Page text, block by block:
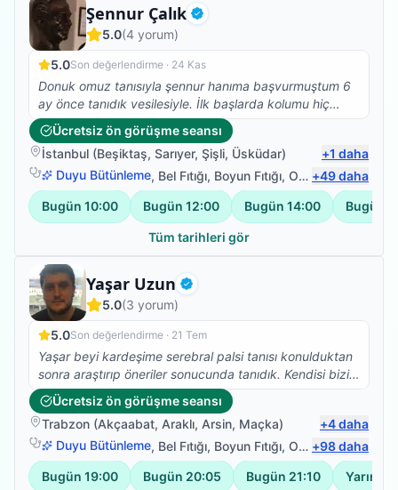
Şennur Çalık Doğrulanmış
Fizyoterapist
5.0(4 yorum)
5.0Son değerlendirme · 24 Kas
Donuk omuz tanısıyla şennur hanıma başvurmuştum 6
ay önce tanıdık vesilesiyle. İlk başlarda kolumu hiç
kullanamazken şennur hanım sayesinde kolum eski
perfomansına geri döndü. Çok teşekkür ederim
kendisine.
Ücretsiz ön görüşme seansı
İstanbul (Beşiktaş, Sarıyer, Şişli, Üsküdar) +1 daha
Duyu Bütünleme, Bel Fıtığı, Boyun Fıtığı, Omuz Bağ Yaralanması +49daha
Bugün 10:00 Bugün 12:00 Bugün 14:00 Bugün
Tüm tarihleri gör
Yaşar Uzun Doğrulanmış
Fizyoterapist
5.0(3 yorum)
5.0Son değerlendirme · 21 Tem
Yaşar beyi kardeşime serebral palsi tanısı konulduktan
sonra araştırıp öneriler sonucunda tanıdık. Kendisi bizi
hastalıkla ilgili bilgilendirdi ve süreci ayrıntılı bir şekilde
anlattı. Kardeşimle her konuda çok ilgilendi ve
kardeşim seanslara çok severek katılıyor. 2 aydır
çalışıyorlar ve kardeşim günlük aktivitelerini çok rahat
yerine getirebiliyor, özellikle her gün yürümesi daha da
düzeliyor. Biz çok memnunuz hepimiz kardeşimdeki
Ücretsiz ön görüşme seansı
Trabzon (Akçaabat, Araklı, Arsin, Maçka) +4daha
Duyu Bütünleme, Bel Fıtığı, Boyun Fıtığı, Omuz Bağ Yaralanması +98daha
Bugün 19:00 Bugün 20:05 Bugün 21:10 Yarın